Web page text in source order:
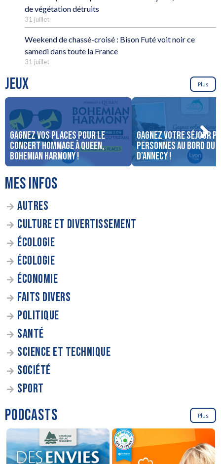
de végétation détruits
31 juillet
Weekend de chassé-croisé : Bison Futé voit noir ce
samedi dans toute la France
31 juillet
JEUX Plus
Gagnez vos places pour le
concert Hommage à Queen,
Bohemian Harmony !
Gagnez votre séjour
personnes au bord du
d’Annecy !
MES INFOS
AUTRES
CULTURE ET DIVERTISSEMENT
ÉCOLOGIE
ÉCOLOGIE
ÉCONOMIE
FAITS DIVERS
POLITIQUE
SANTÉ
SCIENCE ET TECHNIQUE
SOCIÉTÉ
SPORT
PODCASTS Plus